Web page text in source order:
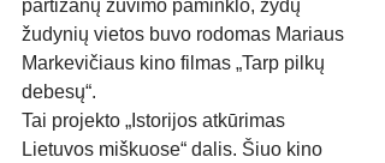
partizanų žuvimo paminklo, žydų
žudynių vietos buvo rodomas Mariaus
Markevičiaus kino filmas „Tarp pilkų
debesų“.
Tai projekto „Istorijos atkūrimas
Lietuvos miškuose“ dalis. Šiuo kino